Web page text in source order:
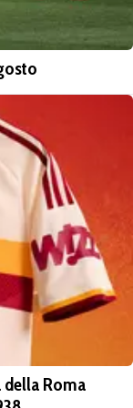
della Roma